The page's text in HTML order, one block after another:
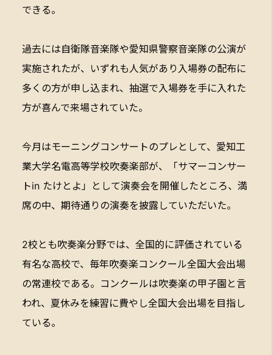
できる。
過去には自衛隊音楽隊や愛知県警察音楽隊の公演が
実施されたが、いずれも人気があり入場券の配布に
多くの方が申し込まれ、抽選で入場券を手に入れた
方が喜んで来場されていた。
今月はモーニングコンサートのプレとして、愛知工
業大学名電高等学校吹奏楽部が、「サマーコンサー
トin たけとよ」として演奏会を開催したところ、満
席の中、期待通りの演奏を披露していただいた。
2校とも吹奏楽分野では、全国的に評価されている
有名な高校で、毎年吹奏楽コンクール全国大会出場
の常連校である。コンクールは吹奏楽の甲子園と言
われ、夏休みを練習に費やし全国大会出場を目指し
ている。